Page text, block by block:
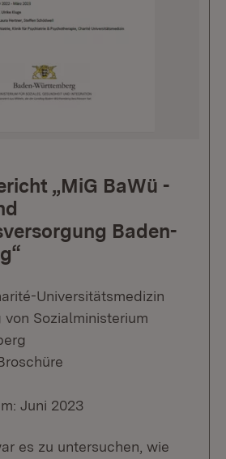
„MiG BaWü -
Baden-
Universitätsmedizin
Sozialministerium
Juni 2023
es zu untersuchen, wie